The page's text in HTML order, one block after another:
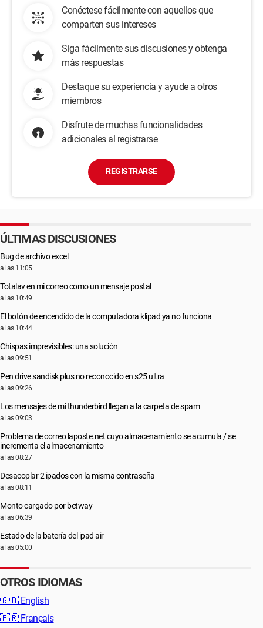
Conéctese fácilmente con aquellos que
comparten sus intereses
Siga fácilmente sus discusiones y obtenga
más respuestas
Destaque su experiencia y ayude a otros
miembros
Disfrute de muchas funcionalidades
adicionales al registrarse
REGISTRARSE
ÚLTIMAS DISCUSIONES
Bug de archivo excel
a las 11:05
Totalav en mi correo como un mensaje postal
a las 10:49
El botón de encendido de la computadora klipad ya no funciona
a las 10:44
Chispas imprevisibles: una solución
a las 09:51
Pen drive sandisk plus no reconocido en s25 ultra
a las 09:26
Los mensajes de mi thunderbird llegan a la carpeta de spam
a las 09:03
Problema de correo laposte.net cuyo almacenamiento se acumula / se
incrementa el almacenamiento
a las 08:27
Desacoplar 2 ipados con la misma contraseña
a las 08:11
Monto cargado por betway
a las 06:39
Estado de la batería del ipad air
a las 05:00
OTROS IDIOMAS
🇬🇧 English
🇫🇷 Français